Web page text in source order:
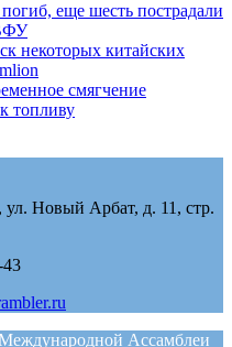
еще шесть пострадали
некоторых китайских
смягчение
топливу
ул. Новый Арбат, д. 11, стр.
43
Ассамблеи